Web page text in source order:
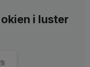
i luster